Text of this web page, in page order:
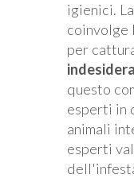
igienici. La
coinvolge
per
questo
esperti in
animali
esperti